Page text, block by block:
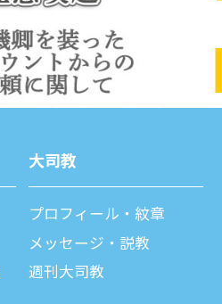
⼤司教
プロフィール・紋章
メッセージ・説教
週刊⼤司教